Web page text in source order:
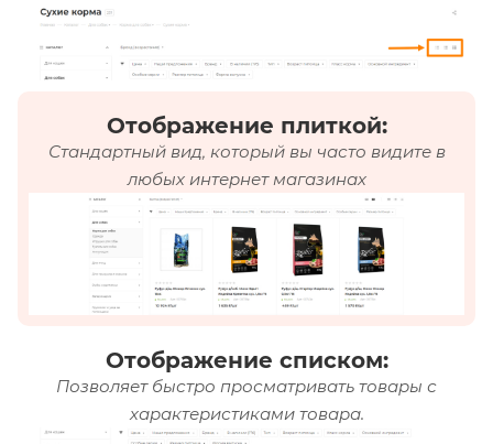
Отображение плиткой:
Стандартный вид, который вы часто видите в
любых интернет магазинах
Отображение списком:
Позволяет быстро просматривать товары с
характеристиками товара.